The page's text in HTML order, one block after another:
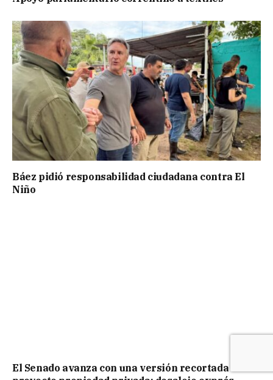
Báez pidió responsabilidad ciudadana contra El
Niño
El Senado avanza con una versión recortada del